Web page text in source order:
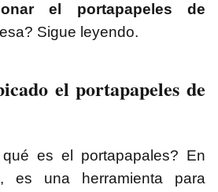
el portapapeles de
Sigue leyendo.
el portapapeles de
es el portapapales? En
es una herramienta para